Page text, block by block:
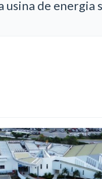
usina de energia